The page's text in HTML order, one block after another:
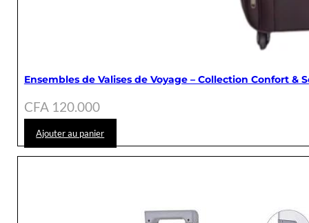
Ensembles de Valises de Voyage – Collection Confort &
CFA 120.000
Ajouter au panier